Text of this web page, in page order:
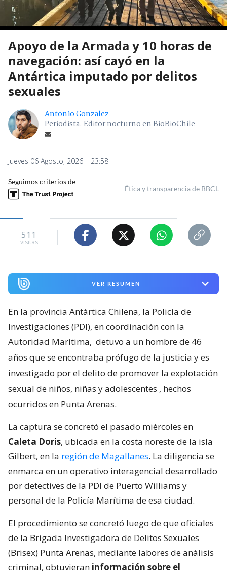
Apoyo de la Armada y 10 horas de
navegación: así cayó en la
Antártica imputado por delitos
sexuales
Antonio Gonzalez
Periodista. Editor nocturno en BioBioChile
Jueves 06 Agosto, 2026 | 23:58
Seguimos criterios de
Ética y transparencia de BBCL
511
visitas
VER RESUMEN
En la provincia Antártica Chilena, la Policía de
Investigaciones (PDI), en coordinación con la
Autoridad Marítima, detuvo a un hombre de 46
años que se encontraba prófugo de la justicia y es
investigado por el delito de promover la explotación
sexual de niños, niñas y adolescentes , hechos
ocurridos en Punta Arenas.
La captura se concretó el pasado miércoles en
Caleta Doris, ubicada en la costa noreste de la isla
Gilbert, en la región de Magallanes. La diligencia se
enmarca en un operativo interagencial desarrollado
por detectives de la PDI de Puerto Williams y
personal de la Policía Marítima de esa ciudad.
El procedimiento se concretó luego de que oficiales
de la Brigada Investigadora de Delitos Sexuales
(Brisex) Punta Arenas, mediante labores de análisis
criminal, obtuvieran información sobre el